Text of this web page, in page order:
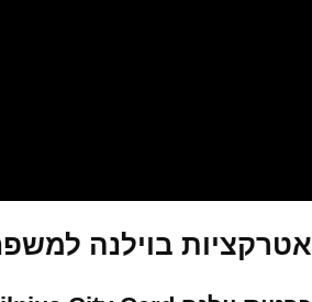
אטרקציות בוילנה